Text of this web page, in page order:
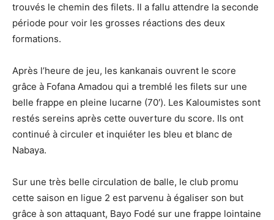
trouvés le chemin des filets. Il a fallu attendre la seconde
période pour voir les grosses réactions des deux
formations.
Après l’heure de jeu, les kankanais ouvrent le score
grâce à Fofana Amadou qui a tremblé les filets sur une
belle frappe en pleine lucarne (70′). Les Kaloumistes sont
restés sereins après cette ouverture du score. Ils ont
continué à circuler et inquiéter les bleu et blanc de
Nabaya.
Sur une très belle circulation de balle, le club promu
cette saison en ligue 2 est parvenu à égaliser son but
grâce à son attaquant, Bayo Fodé sur une frappe lointaine